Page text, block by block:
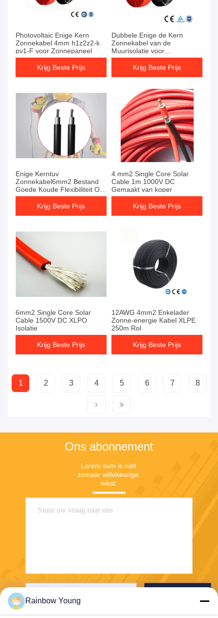
Photovoltaic Enige Kern
Zonnekabel 4mm h1z2z2-k
pv1-F voor Zonnepaneel
Krijg Beste Prijs
Dubbele Enige de Kern
Zonnekabel van de
Muurisolatie voor
Photovoltaic
Zonnemachtssysteem
Krijg Beste Prijs
Enige Kerntuv
Zonnekabel6mm2 Bestand
Goede Koude Flexibiliteit Op
hoge temperatuur
Krijg Beste Prijs
4 mm2 Single Core Solar
Cable 1m 1000V DC
Gemaakt van koper
Krijg Beste Prijs
6mm2 Single Core Solar
Cable 1500V DC XLPO
Isolatie
Krijg Beste Prijs
12AWG 4mm2 Enkelader
Zonne-energie Kabel XLPE
250m Rol
Krijg Beste Prijs
1 2 3 4 5 6 7 8
Ons abonnement
Lorem sum is niet
zomaar willekeurige
tekst.
Rainbow Young